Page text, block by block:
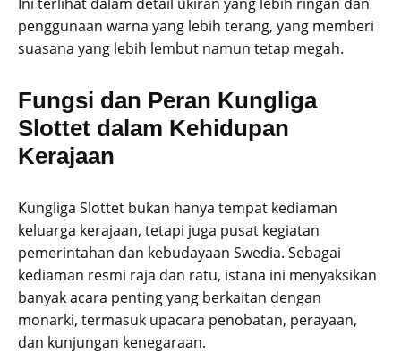
penggunaan warna yang lebih terang, yang memberi
suasana yang lebih lembut namun tetap megah.
Fungsi dan Peran Kungliga
Slottet dalam Kehidupan
Kerajaan
Kungliga Slottet bukan hanya tempat kediaman
keluarga kerajaan, tetapi juga pusat kegiatan
pemerintahan dan kebudayaan Swedia. Sebagai
kediaman resmi raja dan ratu, istana ini menyaksikan
banyak acara penting yang berkaitan dengan
monarki, termasuk upacara penobatan, perayaan,
dan kunjungan kenegaraan.